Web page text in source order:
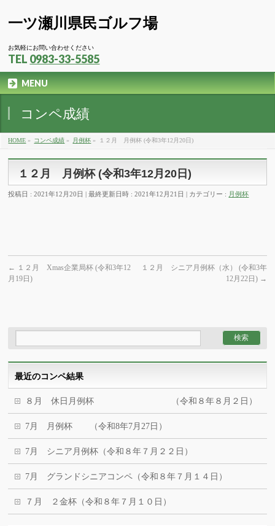
一ツ瀬川県民ゴルフ場
お気軽にお問い合わせください
TEL 0983-33-5585
MENU
コンペ成績
HOME » コンペ成績 » 月例杯 » １２月 月例杯 (令和3年12月20日)
１２月 月例杯 (令和3年12月20日)
投稿日 : 2021年12月20日 最終更新日時 : 2021年12月21日 カテゴリー : 月例杯
← １２月 Xmas企業局杯 (令和3年12
月19日)
１２月 シニア月例杯（水） (令和3年
12月22日) →
最近のコンペ結果
８月 休日月例杯 （令和８年８月２日）
7月 月例杯 （令和8年7月27日）
7月 シニア月例杯（令和８年７月２２日）
7月 グランドシニアコンペ（令和８年７月１４日）
７月 ２金杯（令和８年７月１０日）